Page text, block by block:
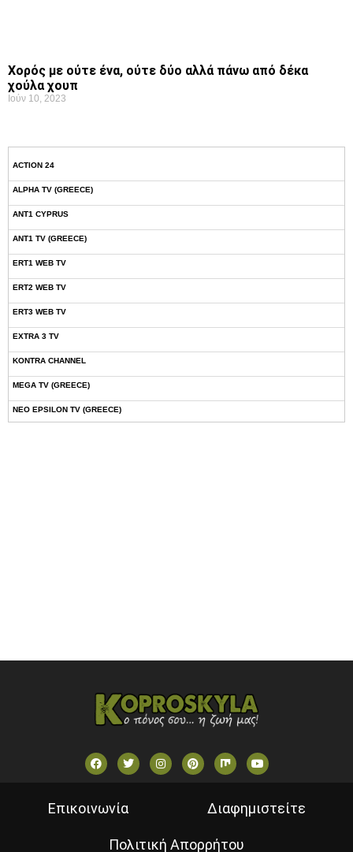
Χορός με ούτε ένα, ούτε δύο αλλά πάνω από δέκα
χούλα χουπ
Ιούν 10, 2023
ACTION 24
ALPHA TV (GREECE)
ANT1 CYPRUS
ANT1 TV (GREECE)
ERT1 WEB TV
ERT2 WEB TV
ERT3 WEB TV
EXTRA 3 TV
KONTRA CHANNEL
MEGA TV (GREECE)
NEO EPSILON TV (GREECE)
Επικοινωνία Διαφημιστείτε
Πολιτική Απορρήτου